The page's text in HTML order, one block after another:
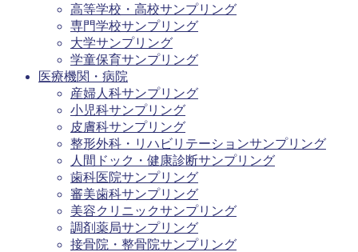
高等学校・高校サンプリング
専門学校サンプリング
大学サンプリング
学童保育サンプリング
医療機関・病院
産婦人科サンプリング
小児科サンプリング
皮膚科サンプリング
整形外科・リハビリテーションサンプリング
人間ドック・健康診断サンプリング
歯科医院サンプリング
審美歯科サンプリング
美容クリニックサンプリング
調剤薬局サンプリング
接骨院・整骨院サンプリング